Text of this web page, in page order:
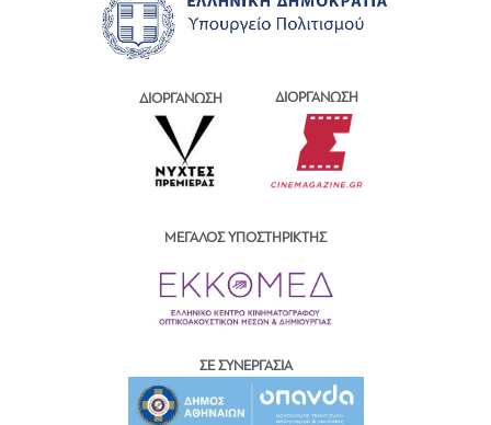
ΔΙΟΡΓΑΝΩΣΗ ΔΙΟΡΓΑΝΩΣΗ
ΜΕΓΑΛΟΣ ΥΠΟΣΤΗΡΙΚΤΗΣ
ΣΕ ΣΥΝΕΡΓΑΣΙΑ